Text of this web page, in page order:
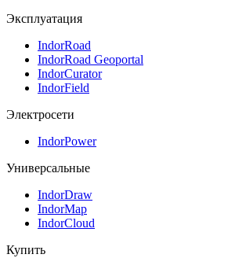
Эксплуатация
IndorRoad
IndorRoad Geoportal
IndorCurator
IndorField
Электросети
IndorPower
Универсальные
IndorDraw
IndorMap
IndorCloud
Купить